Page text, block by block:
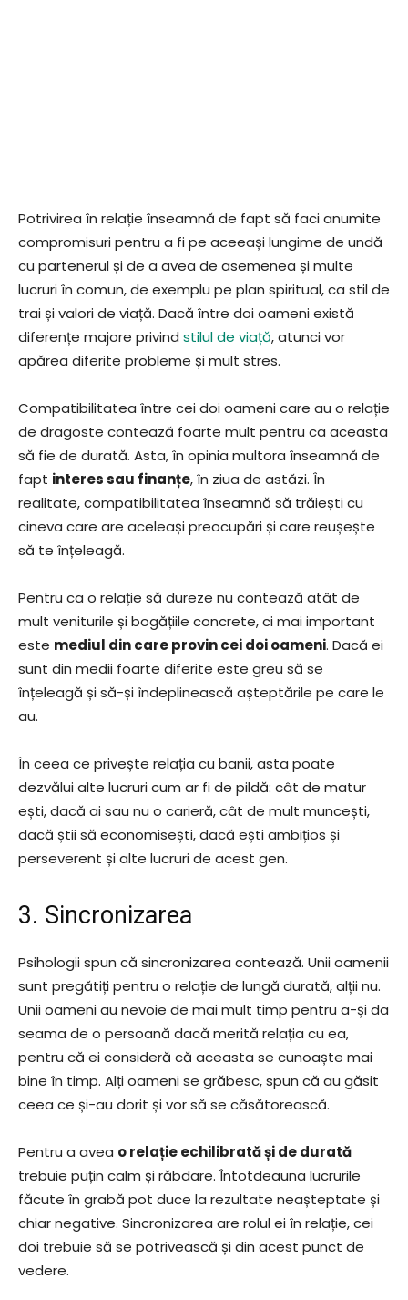
Potrivirea în relație înseamnă de fapt să faci anumite
compromisuri pentru a fi pe aceeași lungime de undă
cu partenerul și de a avea de asemenea și multe
lucruri în comun, de exemplu pe plan spiritual, ca stil de
trai și valori de viață. Dacă între doi oameni există
diferențe majore privind stilul de viață, atunci vor
apărea diferite probleme și mult stres.
Compatibilitatea între cei doi oameni care au o relație
de dragoste contează foarte mult pentru ca aceasta
să fie de durată. Asta, în opinia multora înseamnă de
fapt interes sau finanțe, în ziua de astăzi. În
realitate, compatibilitatea înseamnă să trăiești cu
cineva care are aceleași preocupări și care reușește
să te înțeleagă.
Pentru ca o relație să dureze nu contează atât de
mult veniturile și bogățiile concrete, ci mai important
este mediul din care provin cei doi oameni. Dacă ei
sunt din medii foarte diferite este greu să se
înțeleagă și să-și îndeplinească așteptările pe care le
au.
În ceea ce privește relația cu banii, asta poate
dezvălui alte lucruri cum ar fi de pildă: cât de matur
ești, dacă ai sau nu o carieră, cât de mult muncești,
dacă știi să economisești, dacă ești ambițios și
perseverent și alte lucruri de acest gen.
3. Sincronizarea
Psihologii spun că sincronizarea contează. Unii oamenii
sunt pregătiți pentru o relație de lungă durată, alții nu.
Unii oameni au nevoie de mai mult timp pentru a-și da
seama de o persoană dacă merită relația cu ea,
pentru că ei consideră că aceasta se cunoaște mai
bine în timp. Alți oameni se grăbesc, spun că au găsit
ceea ce și-au dorit și vor să se căsătorească.
Pentru a avea o relație echilibrată și de durată
trebuie puțin calm și răbdare. Întotdeauna lucrurile
făcute în grabă pot duce la rezultate neașteptate și
chiar negative. Sincronizarea are rolul ei în relație, cei
doi trebuie să se potrivească și din acest punct de
vedere.